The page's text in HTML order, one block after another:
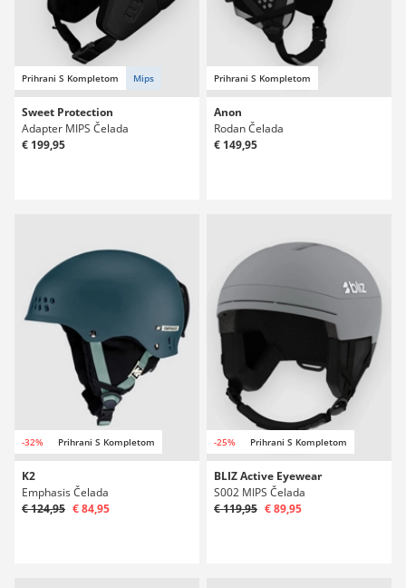
Prihrani S Kompletom Mips
Sweet Protection
Adapter MIPS Čelada
€ 199,95
Prihrani S Kompletom
Anon
Rodan Čelada
€ 149,95
-32% Prihrani S Kompletom
K2
Emphasis Čelada
€ 124,95 € 84,95
-25% Prihrani S Kompletom
BLIZ Active Eyewear
S002 MIPS Čelada
€ 119,95 € 89,95